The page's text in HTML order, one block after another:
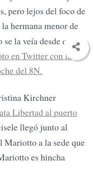
pero lejos del foco de
la hermana menor de
la veía desde quela
en Twitter con la
del 8N.
Kirchner
Libertad al puerto
llegó junto al
Mariotto a la sede que
es hincha